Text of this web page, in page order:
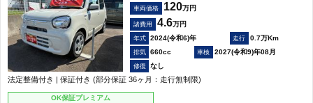
車両価格 120万円
諸費用 4.6万円
2024(令和6)年
0.7万Km
660cc
2027(令和9)年08月
なし
法定整備付き | 保証付き (部分保証 36ヶ月：走行無制限)
OK保証プレミアム